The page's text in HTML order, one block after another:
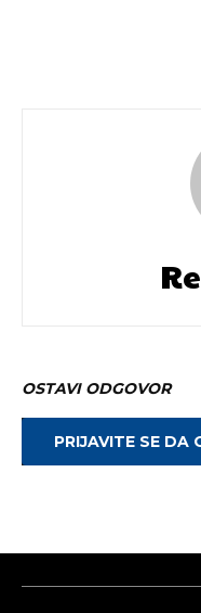
OSTAVI ODGOVOR
PRIJAVITE SE DA